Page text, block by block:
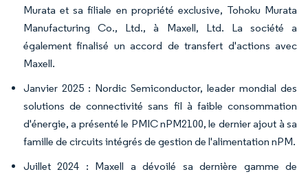
Murata et sa filiale en propriété exclusive, Tohoku Murata
Manufacturing Co., Ltd., à Maxell, Ltd. La société a
également finalisé un accord de transfert d'actions avec
Maxell.
Janvier 2025 : Nordic Semiconductor, leader mondial des
solutions de connectivité sans fil à faible consommation
d'énergie, a présenté le PMIC nPM2100, le dernier ajout à sa
famille de circuits intégrés de gestion de l'alimentation nPM.
Juillet 2024 : Maxell a dévoilé sa dernière gamme de